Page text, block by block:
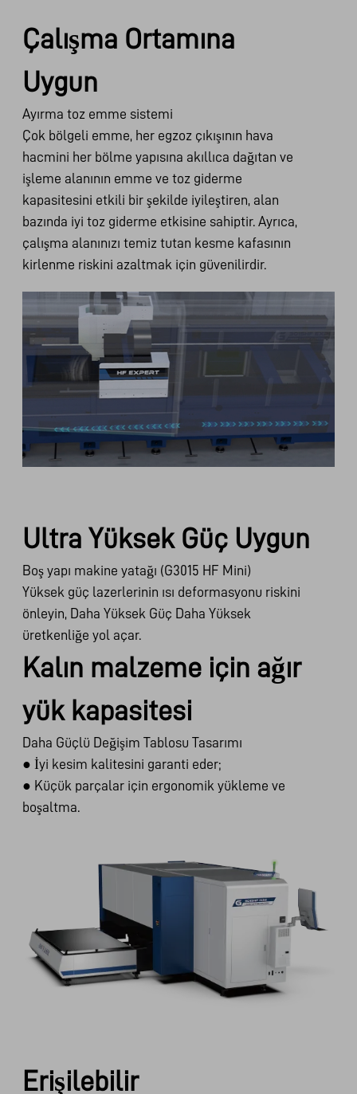
Çalışma Ortamına
Uygun
Ayırma toz emme sistemi
Çok bölgeli emme, her egzoz çıkışının hava
hacmini her bölme yapısına akıllıca dağıtan ve
işleme alanının emme ve toz giderme
kapasitesini etkili bir şekilde iyileştiren, alan
bazında iyi toz giderme etkisine sahiptir. Ayrıca,
çalışma alanınızı temiz tutan kesme kafasının
kirlenme riskini azaltmak için güvenilirdir.
Ultra Yüksek Güç Uygun
Boş yapı makine yatağı (G3015 HF Mini)
Yüksek güç lazerlerinin ısı deformasyonu riskini
önleyin, Daha Yüksek Güç Daha Yüksek
üretkenliğe yol açar.
Kalın malzeme için ağır
yük kapasitesi
Daha Güçlü Değişim Tablosu Tasarımı
● İyi kesim kalitesini garanti eder;
● Küçük parçalar için ergonomik yükleme ve
boşaltma.
Erişilebilir